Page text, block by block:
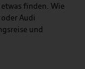
finden. Wie
Audi
und